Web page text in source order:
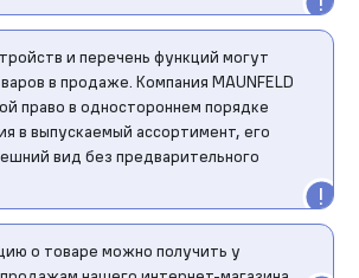
и перечень функций могут
в продаже. Компания MAUNFELD
право в одностороннем порядке
в выпускаемый ассортимент, его
вид без предварительного
о товаре можно получить у